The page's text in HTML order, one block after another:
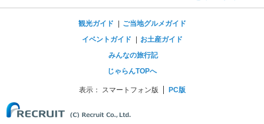
観光ガイド
ご当地グルメガイド
イベントガイド
お土産ガイド
みんなの旅行記
じゃらんTOPへ
表示： スマートフォン版 PC版